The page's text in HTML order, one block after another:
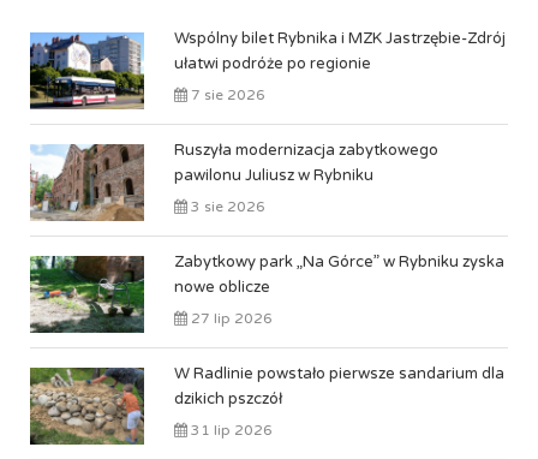
Wspólny bilet Rybnika i MZK Jastrzębie-Zdrój
ułatwi podróże po regionie
7 sie 2026
Ruszyła modernizacja zabytkowego
pawilonu Juliusz w Rybniku
3 sie 2026
Zabytkowy park „Na Górce” w Rybniku zyska
nowe oblicze
27 lip 2026
W Radlinie powstało pierwsze sandarium dla
dzikich pszczół
31 lip 2026